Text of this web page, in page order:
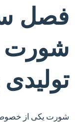
فصل
شورت
تولیدی
شورت یکی از